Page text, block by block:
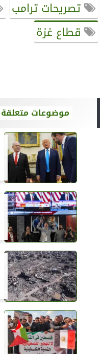
تصريحات ترامب
قطاع غزة
موضوعات متعلقة